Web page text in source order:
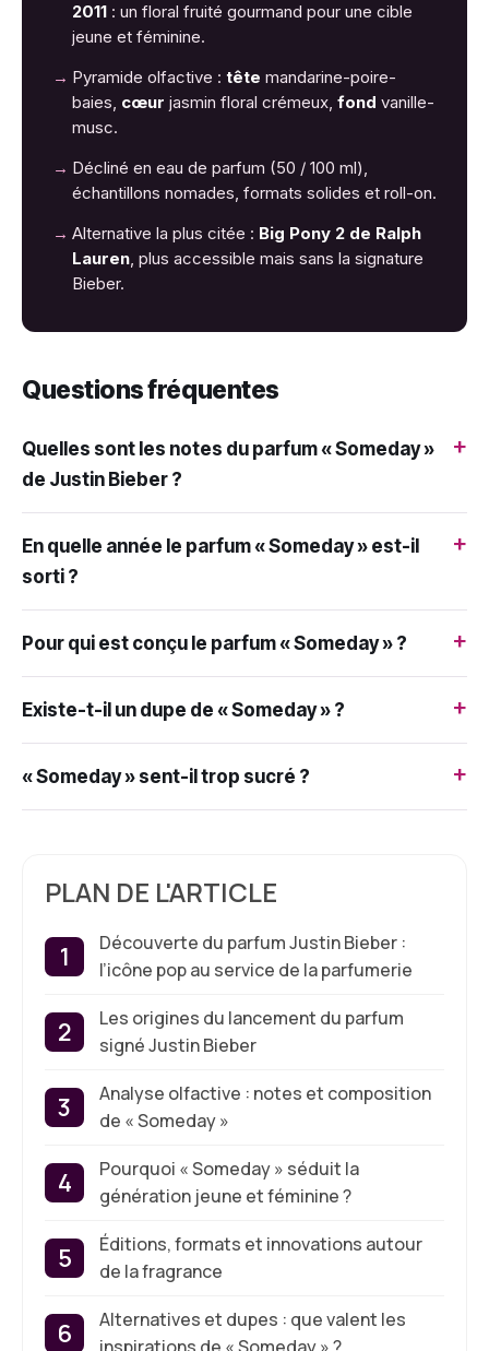
2011 : un floral fruité gourmand pour une cible
jeune et féminine.
→ Pyramide olfactive : tête mandarine-poire-
baies, cœur jasmin floral crémeux, fond vanille-
musc.
→ Décliné en eau de parfum (50 / 100 ml),
échantillons nomades, formats solides et roll-on.
→ Alternative la plus citée : Big Pony 2 de Ralph
Lauren, plus accessible mais sans la signature
Bieber.
Questions fréquentes
Quelles sont les notes du parfum « Someday »
de Justin Bieber ?
+
En quelle année le parfum « Someday » est-il
sorti ?
+
Pour qui est conçu le parfum « Someday » ? +
Existe-t-il un dupe de « Someday » ? +
« Someday » sent-il trop sucré ? +
PLAN DE L'ARTICLE
Découverte du parfum Justin Bieber :
l’icône pop au service de la parfumerie
Les origines du lancement du parfum
signé Justin Bieber
Analyse olfactive : notes et composition
de « Someday »
Pourquoi « Someday » séduit la
génération jeune et féminine ?
Éditions, formats et innovations autour
de la fragrance
Alternatives et dupes : que valent les